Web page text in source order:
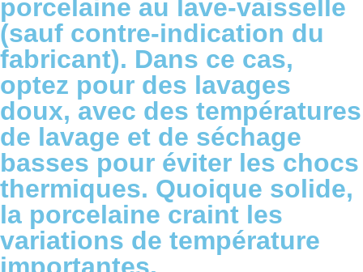
porcelaine au lave-vaisselle
(sauf contre-indication du
fabricant). Dans ce cas,
optez pour des lavages
doux, avec des températures
de lavage et de séchage
basses pour éviter les chocs
thermiques. Quoique solide,
la porcelaine craint les
variations de température